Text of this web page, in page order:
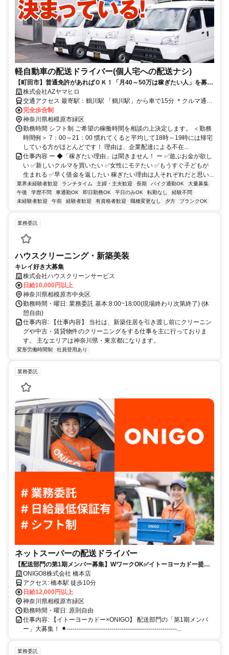
軽自動車の配送ドライバー(個人宅への配送ナシ)
【町田市】普通免許があればＯＫ！「月40～50万は稼ぎたい人」を募
集！株式会社AZヤマヒロ
交通アクセス 最寄駅：鶴川駅 「鶴川駅」から車で15分 ＊クルマ通勤
OKです！
完全歩合制
神奈川県相模原市緑区
勤務時間 シフト制 ご希望の稼働時間を相談の上決定します。 ＜勤務
時間例＞ 7：00～21：00 慣れてくると平均して18時～19時には帰宅
している方がほとんどです！ 理由は、企業配達による不在...
仕事内容 ー ◆「稼ぎたい理由」は聞きません！ ー ✅遊ぶお金が欲し
い ✅新しいクルマを買いたい ✅女性にモテたい ✅もうすぐ子どもが
生まれる ✅早く借金を返したい 稼ぎたい理由は人それぞれだと思い...
業界未経験者歓迎 ランチタイム 主婦・主夫歓迎 長期 バイク通勤OK
大量募集
午後
学歴不問 車通勤OK 即日勤務OK 平日のみOK 転勤なし
経験不問
未経験者歓迎
午前 経験者歓迎 有資格者歓迎 職種変更なし 夕方 ブランクOK
業務委託
ハウスクリーニング・新築美装
キレイ好き大募集
株式会社ハウスクリーンサービス
日給10,000円以上
神奈川県相模原市中央区
勤務時間・曜日: 業務委託 基本:8:00~18:00(現場終わり次第終了) (休
憩自由)
仕事内容: 【仕事内容】 当社は、新築住居を引き渡し前にクリーニン
グや中古・賃貸物件のクリーニングをする仕事を主に行っておりま
す。 主なエリアは神奈川県・東京都になります。
変形労働時間制 社員登用あり
業務委託
ネットスーパーの配送ドライバー
【配送部門の第1期メンバー募集】WワークOK✅イトーヨーカドー提携
で安心体制
ONIGO8株式会社 橋本店
アクセス: 橋本駅 徒歩10分
日給12,000円以上
神奈川県相模原市緑区
勤務時間・曜日: 原則自由
仕事内容: 【イトーヨーカドー×ONIGO】 配送部門の「第1期メンバ
ー」大募集！ ⚫︎------------------------------------------------------...
業務委託